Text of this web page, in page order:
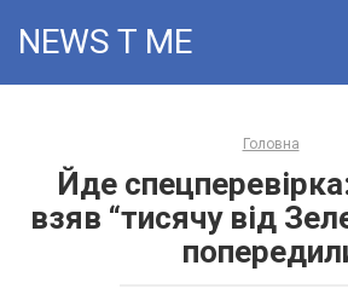
NEWS T:ME
Головна
Йде
взяв “тисячу від